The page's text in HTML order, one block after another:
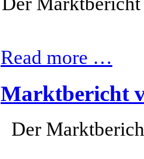
Read more …
Marktbericht
Der